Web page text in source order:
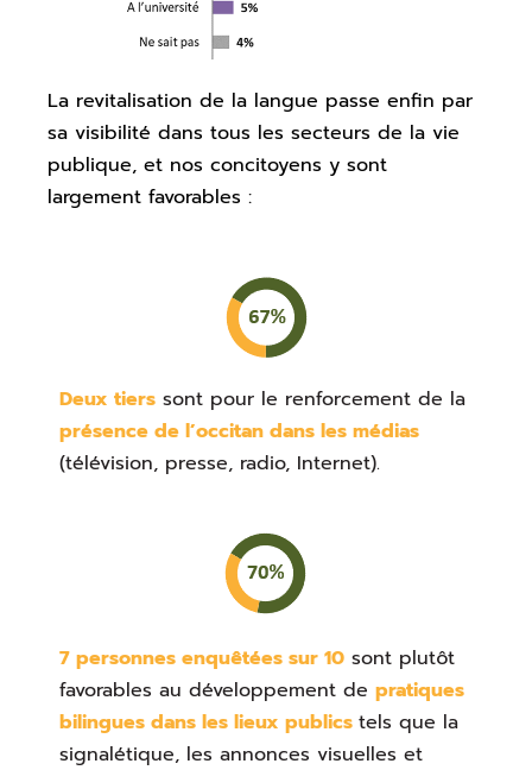
La revitalisation de la langue passe enfin par
sa visibilité dans tous les secteurs de la vie
publique, et nos concitoyens y sont
largement favorables :
Deux tiers sont pour le renforcement de la
présence de l’occitan dans les médias
(télévision, presse, radio, Internet).
7 personnes enquêtées sur 10 sont plutôt
favorables au développement de pratiques
bilingues dans les lieux publics tels que la
signalétique, les annonces visuelles et